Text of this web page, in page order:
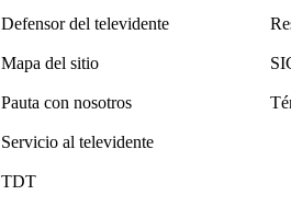
Defensor del televidente
Mapa del sitio
Pauta con nosotros
Servicio al televidente
TDT